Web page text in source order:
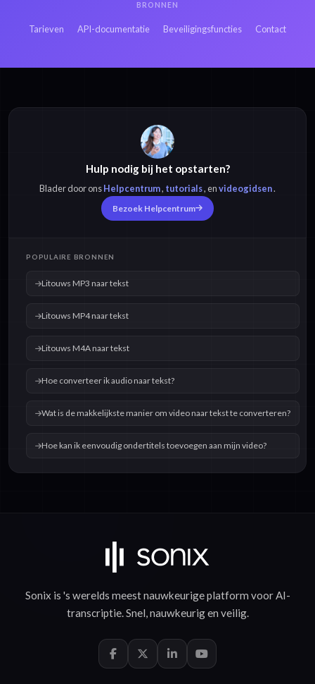
Litouws M4A naar
Litouws OPUS naar
BRONNEN
Tarieven API-documentatie Beveiligingsfuncties Contact
Hulp nodig bij het opstarten?
Blader door onsHelpcentrum, tutorials, envideogidsen.
Bezoek Helpcentrum
POPULAIRE BRONNEN
Litouws MP3 naar tekst
Litouws MP4 naar tekst
Litouws M4A naar tekst
Hoe converteer ik audio naar tekst?
Wat is de makkelijkste manier om video naar tekst te converteren?
Hoe kan ik eenvoudig ondertitels toevoegen aan mijn video?
Sonix is 's werelds meest nauwkeurige platform voorAI-
transcriptie.Snel,nauwkeurigen veilig.